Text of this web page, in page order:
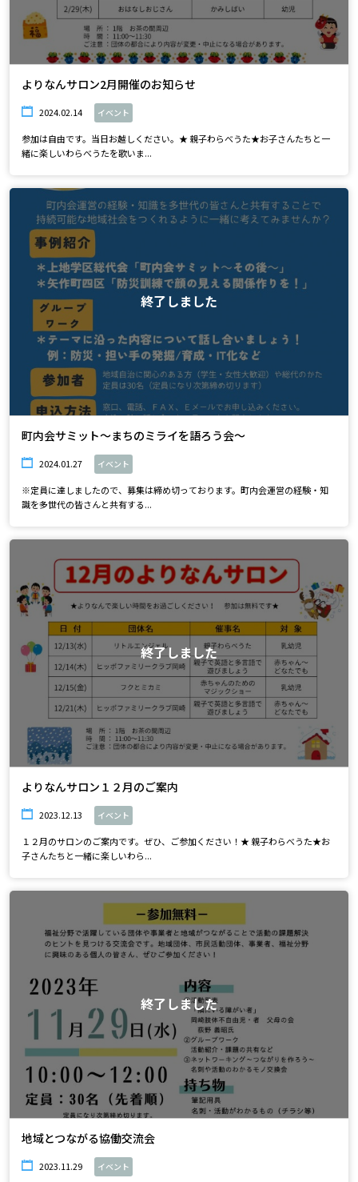
よりなんサロン2月開催のお知らせ
2024.02.14 イベント
参加は自由です。当日お越しください。★ 親子わらべうた★お子さんたちと一
緒に楽しいわらべうたを歌いま...
終了しました
町内会サミット～まちのミライを語ろう会～
2024.01.27 イベント
※定員に達しましたので、募集は締め切っております。町内会運営の経験・知
識を多世代の皆さんと共有する...
終了しました
よりなんサロン１２月のご案内
2023.12.13 イベント
１２月のサロンのご案内です。ぜひ、ご参加ください！★ 親子わらべうた★お
子さんたちと一緒に楽しいわら...
終了しました
地域とつながる協働交流会
2023.11.29 イベント